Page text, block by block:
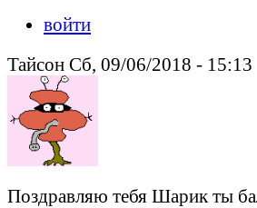
войти
Тайсон Сб, 09/06/2018 - 15:13
Поздравляю тебя Шарик ты